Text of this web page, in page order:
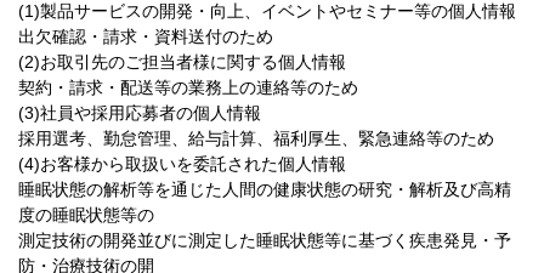
(1)製品サービスの開発・向上、イベントやセミナー等の個人情報
出欠確認・請求・資料送付のため
(2)お取引先のご担当者様に関する個人情報
契約・請求・配送等の業務上の連絡等のため
(3)社員や採用応募者の個人情報
採用選考、勤怠管理、給与計算、福利厚生、緊急連絡等のため
(4)お客様から取扱いを委託された個人情報
睡眠状態の解析等を通じた人間の健康状態の研究・解析及び高精
度の睡眠状態等の
測定技術の開発並びに測定した睡眠状態等に基づく疾患発見・予
防・治療技術の開